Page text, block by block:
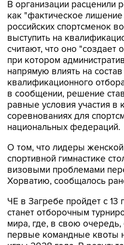
российских спортсменок
выступить на
считают, что оно "создает
при котором
напрямую влиять на
квалификационного
в сообщении, решение
равные условия участия в
соревнованиях для
национальных федераций.
О том, что лидеры женской
визовыми проблемами
Хорватию, сообщалось
ЧЕ в Загребе пройдет с 13
мира, где, в свою очередь,
первые командные квоты
игры 2028 года. В
женская сборная России